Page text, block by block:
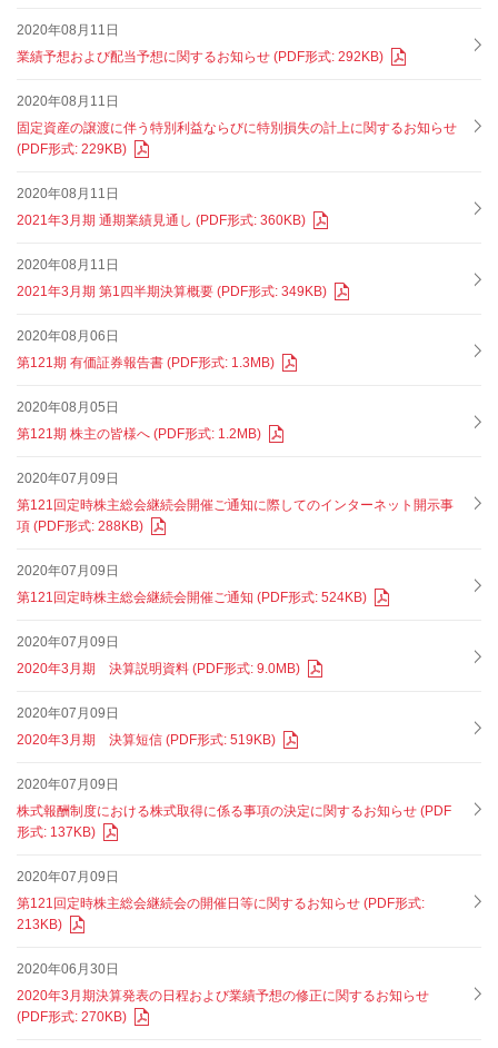
2020年08月11日
業績予想および配当予想に関するお知らせ (PDF形式: 292KB)
2020年08月11日
固定資産の譲渡に伴う特別利益ならびに特別損失の計上に関するお知らせ
(PDF形式: 229KB)
2020年08月11日
2021年3月期 通期業績見通し (PDF形式: 360KB)
2020年08月11日
2021年3月期 第1四半期決算概要 (PDF形式: 349KB)
2020年08月06日
第121期 有価証券報告書 (PDF形式: 1.3MB)
2020年08月05日
第121期 株主の皆様へ (PDF形式: 1.2MB)
2020年07月09日
第121回定時株主総会継続会開催ご通知に際してのインターネット開示事
項 (PDF形式: 288KB)
2020年07月09日
第121回定時株主総会継続会開催ご通知 (PDF形式: 524KB)
2020年07月09日
2020年3月期 決算説明資料 (PDF形式: 9.0MB)
2020年07月09日
2020年3月期 決算短信 (PDF形式: 519KB)
2020年07月09日
株式報酬制度における株式取得に係る事項の決定に関するお知らせ (PDF
形式: 137KB)
2020年07月09日
第121回定時株主総会継続会の開催日等に関するお知らせ (PDF形式:
213KB)
2020年06月30日
2020年3月期決算発表の日程および業績予想の修正に関するお知らせ
(PDF形式: 270KB)